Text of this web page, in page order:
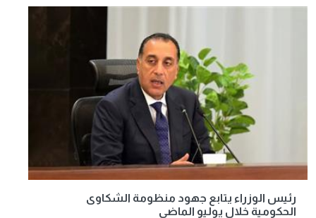
رئيس الوزراء يتابع جهود منظومة الشكاوى
الحكومية خلال يوليو الماضي